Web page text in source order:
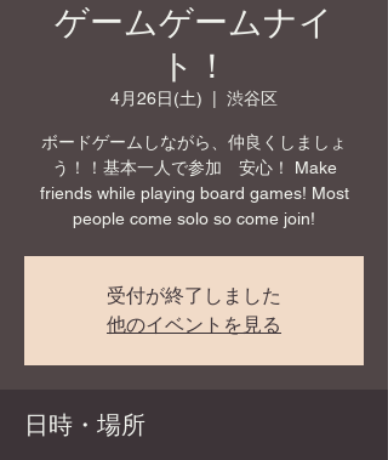
ゲームゲームナイ
ト！
4月26日(土) 渋谷区
ボードゲームしながら、仲良くしましょ
う！！基本一人で参加 安心！ Make
friends while playing board games! Most
people come solo so come join!
受付が終了しました
他のイベントを見る
日時・場所